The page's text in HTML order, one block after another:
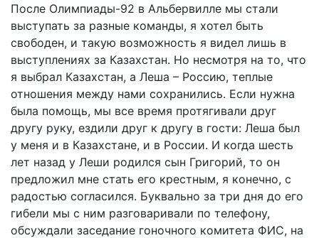
После Олимпиады-92 в Альбервилле мы стали
выступать за разные команды, я хотел быть
свободен, и такую возможность я видел лишь в
выступлениях за Казахстан. Но несмотря на то, что
я выбрал Казахстан, а Леша – Россию, теплые
отношения между нами сохранились. Если нужна
была помощь, мы все время протягивали друг
другу руку, ездили друг к другу в гости: Леша был
у меня и в Казахстане, и в России. И когда шесть
лет назад у Леши родился сын Григорий, то он
предложил мне стать его крестным, я конечно, с
радостью согласился. Буквально за три дня до его
гибели мы с ним разговаривали по телефону,
обсуждали заседание гоночного комитета ФИС, на